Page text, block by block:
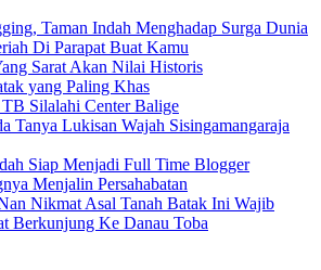
Taman Indah Menghadap Surga Dunia
Di Parapat Buat Kamu
Sarat Akan Nilai Historis
yang Paling Khas
Silalahi Center Balige
Tanya Lukisan Wajah Sisingamangaraja
Siap Menjadi Full Time Blogger
Menjalin Persahabatan
Nikmat Asal Tanah Batak Ini Wajib
Berkunjung Ke Danau Toba